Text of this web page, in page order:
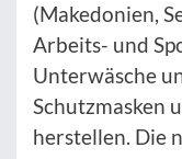
(Makedonien,
Arbeits- und
Unterwäsche
Schutzmasken
herstellen. Die